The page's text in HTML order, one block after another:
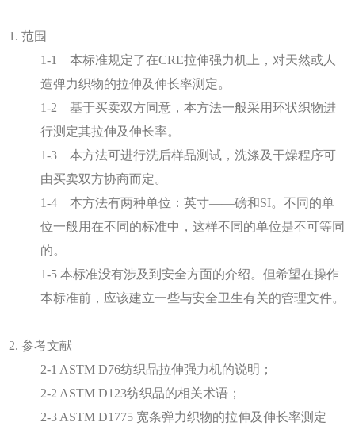
1. 范围
1-1 本标准规定了在CRE拉伸强力机上，对天然或人
造弹力织物的拉伸及伸长率测定。
1-2 基于买卖双方同意，本方法一般采用环状织物进
行测定其拉伸及伸长率。
1-3 本方法可进行洗后样品测试，洗涤及干燥程序可
由买卖双方协商而定。
1-4 本方法有两种单位：英寸——磅和SI。不同的单
位一般用在不同的标准中，这样不同的单位是不可等同
的。
1-5 本标准没有涉及到安全方面的介绍。但希望在操作
本标准前，应该建立一些与安全卫生有关的管理文件。
2. 参考文献
2-1 ASTM D76纺织品拉伸强力机的说明；
2-2 ASTM D123纺织品的相关术语；
2-3 ASTM D1775 宽条弹力织物的拉伸及伸长率测定